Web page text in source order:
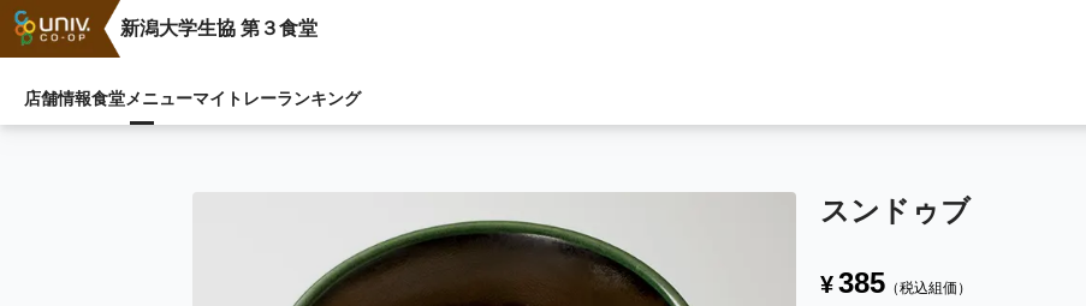
新潟大学生協 第３食堂
店舗情報食堂メニューマイトレーランキング
スンドゥブ
¥385 （税込組価）